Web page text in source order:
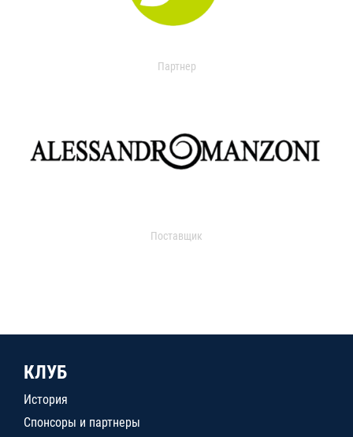
Партнер
Поставщик
КЛУБ
История
Спонсоры и партнеры